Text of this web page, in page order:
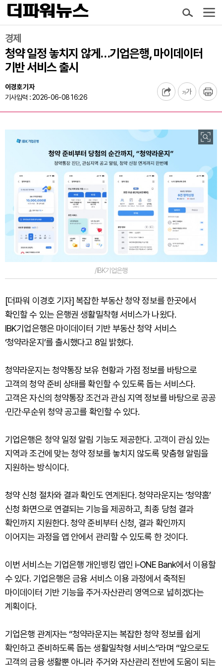
경제
청약 일정 놓치지 않게…기업은행, 마이데이터
기반 서비스 출시
이경호 기자
기사입력 : 2026-06-08 16:26
/IBK기업은행
[더파워 이경호 기자] 복잡한 부동산 청약 정보를 한곳에서
확인할 수 있는 은행권 생활밀착형 서비스가 나왔다.
IBK기업은행은 마이데이터 기반 부동산 청약 서비스
‘청약라운지’를 출시했다고 8일 밝혔다.
청약라운지는 청약통장 보유 현황과 가점 정보를 바탕으로
고객의 청약 준비 상태를 확인할 수 있도록 돕는 서비스다.
고객은 자신의 청약통장 조건과 관심 지역 정보를 바탕으로 공공
·민간·무순위 청약 공고를 확인할 수 있다.
기업은행은 청약 일정 알림 기능도 제공한다. 고객이 관심 있는
지역과 조건에 맞는 청약 정보를 놓치지 않도록 맞춤형 알림을
지원하는 방식이다.
청약 신청 절차와 결과 확인도 연계된다. 청약라운지는 ‘청약홈’
신청 화면으로 연결되는 기능을 제공하고, 최종 당첨 결과
확인까지 지원한다. 청약 준비부터 신청, 결과 확인까지
이어지는 과정을 앱 안에서 관리할 수 있도록 한 것이다.
이번 서비스는 기업은행 개인뱅킹 앱인 i-ONE Bank에서 이용할
수 있다. 기업은행은 금융 서비스 이용 과정에서 축적된
마이데이터 기반 기능을 주거·자산관리 영역으로 넓히겠다는
계획이다.
기업은행 관계자는 “청약라운지는 복잡한 청약 정보를 쉽게
확인하고 준비하도록 돕는 생활밀착형 서비스”라며 “앞으로도
고객의 금융 생활뿐 아니라 주거와 자산관리 전반에 도움이 되는